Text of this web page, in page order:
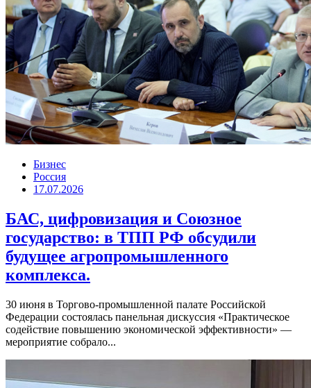
Бизнес
Россия
17.07.2026
БАС, цифровизация и Союзное
государство: в ТПП РФ обсудили
будущее агропромышленного
комплекса.
30 июня в Торгово-промышленной палате Российской
Федерации состоялась панельная дискуссия «Практическое
содействие повышению экономической эффективности» —
мероприятие собрало...